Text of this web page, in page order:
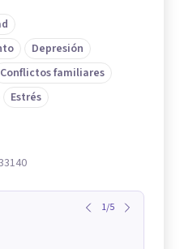
Depresión
Conflictos familiares
Estrés
1/5